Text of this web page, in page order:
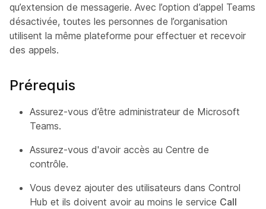
qu’extension de messagerie. Avec l’option d’appel Teams
désactivée, toutes les personnes de l’organisation
utilisent la même plateforme pour effectuer et recevoir
des appels.
Prérequis
Assurez-vous d’être administrateur de Microsoft
Teams.
Assurez-vous d'avoir accès au Centre de
contrôle.
Vous devez ajouter des utilisateurs dans Control
Hub et ils doivent avoir au moins le service Call